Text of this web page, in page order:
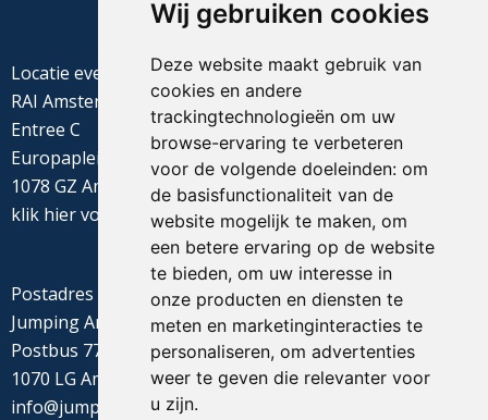
Wij gebruiken cookies
Deze website maakt gebruik van
cookies en andere
trackingtechnologieën om uw
browse-ervaring te verbeteren
voor de volgende doeleinden: om
de basisfunctionaliteit van de
website mogelijk te maken, om
een betere ervaring op de website
te bieden, om uw interesse in
onze producten en diensten te
meten en marketinginteracties te
personaliseren, om advertenties
weer te geven die relevanter voor
u zijn.
Locatie evenement
RAI Amsterdam
Entree C
Europaplein 22
1078 GZ Amsterdam
klik hiervoor de routebeschrijving
Postadres
Jumping Amsterdam
Postbus 77655
1070 LG Amsterdam
info@jumpingamsterdam.nl